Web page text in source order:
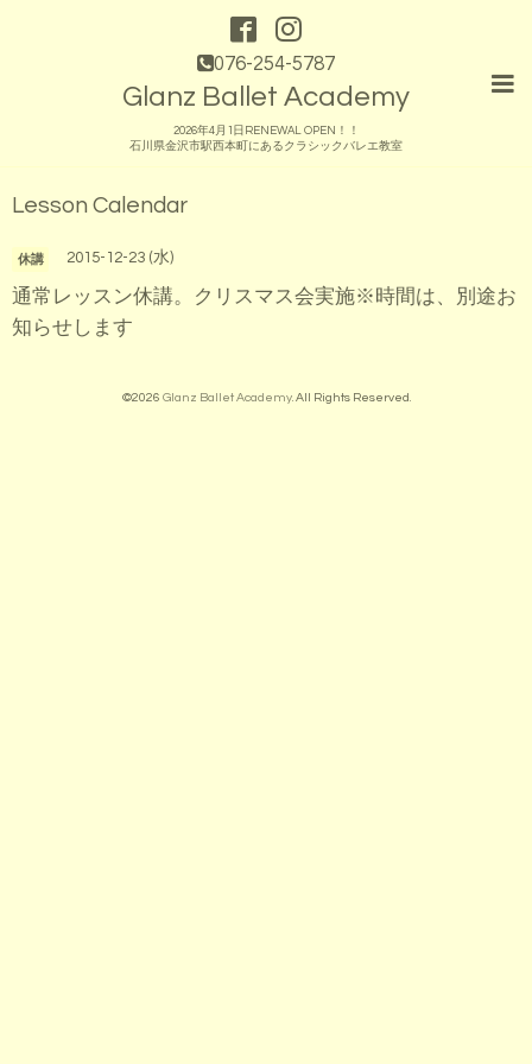
076-254-5787
Glanz Ballet Academy
2026年4月1日RENEWAL OPEN！！
石川県金沢市駅西本町にあるクラシックバレエ教室
Lesson Calendar
休講 2015-12-23 (水)
通常レッスン休講。クリスマス会実施※時間は、別途お
知らせします
©2026 Glanz Ballet Academy. All Rights Reserved.